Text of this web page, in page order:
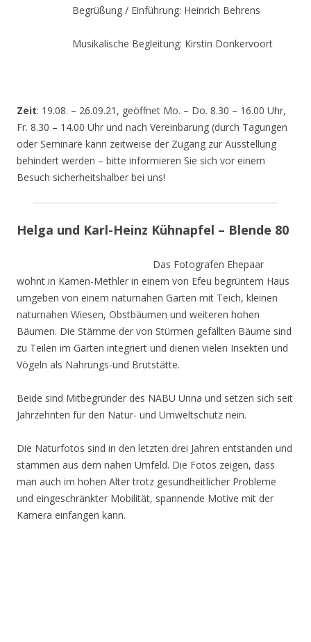
Begrüßung / Einführung: Heinrich Behrens
Musikalische Begleitung: Kirstin Donkervoort
Zeit: 19.08. – 26.09.21, geöffnet Mo. – Do. 8.30 – 16.00 Uhr,
Fr. 8.30 – 14.00 Uhr und nach Vereinbarung (durch Tagungen
oder Seminare kann zeitweise der Zugang zur Ausstellung
behindert werden – bitte informieren Sie sich vor einem
Besuch sicherheitshalber bei uns!
Helga und Karl-Heinz Kühnapfel – Blende 80
Das Fotografen Ehepaar
wohnt in Kamen-Methler in einem von Efeu begrüntem Haus
umgeben von einem naturnahen Garten mit Teich, kleinen
naturnahen Wiesen, Obstbäumen und weiteren hohen
Bäumen. Die Stämme der von Stürmen gefällten Bäume sind
zu Teilen im Garten integriert und dienen vielen Insekten und
Vögeln als Nahrungs-und Brutstätte.
Beide sind Mitbegründer des NABU Unna und setzen sich seit
Jahrzehnten für den Natur- und Umweltschutz nein.
Die Naturfotos sind in den letzten drei Jahren entstanden und
stammen aus dem nahen Umfeld. Die Fotos zeigen, dass
man auch im hohen Alter trotz gesundheitlicher Probleme
und eingeschränkter Mobilität, spannende Motive mit der
Kamera einfangen kann.